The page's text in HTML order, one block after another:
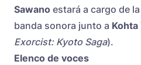
Sawano estará a cargo de
banda sonora junto a Kohta
Exorcist: Kyoto Saga).
Elenco de voces